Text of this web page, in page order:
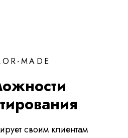
MADE
своим клиентам